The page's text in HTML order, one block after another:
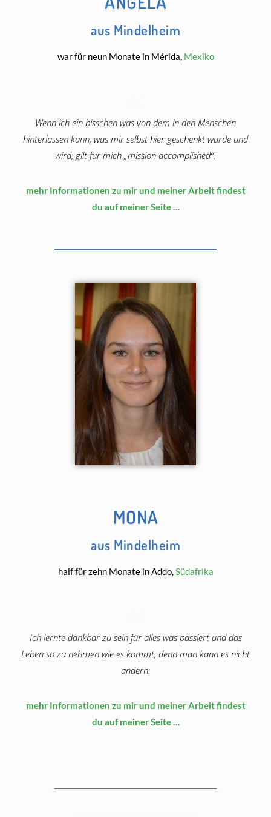
aus Mindelheim
war für neun Monate in Mérida, Mexiko
Wenn ich ein bisschen was von dem in den Menschen
hinterlassen kann, was mir selbst hier geschenkt wurde und
wird, gilt für mich „mission accomplished“.
mehr Informationen zu mir und meiner Arbeit findest
du auf meiner Seite …
MONA
aus Mindelheim
half für zehn Monate in Addo, Südafrika
Ich lernte dankbar zu sein für alles was passiert und das
Leben so zu nehmen wie es kommt, denn man kann es nicht
ändern.
mehr Informationen zu mir und meiner Arbeit findest
du auf meiner Seite …